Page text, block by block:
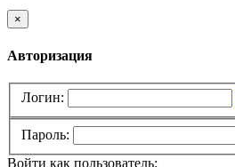
×
Авторизация
Логин:
Пароль:
Войти как пользователь: